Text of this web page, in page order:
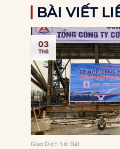
BÀI VIẾT
Giao Dịch Nổi Bật
03
Th6